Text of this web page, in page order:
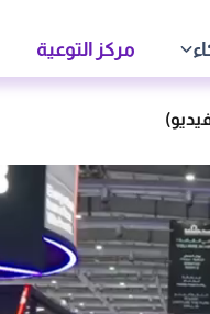
مركز التوعية